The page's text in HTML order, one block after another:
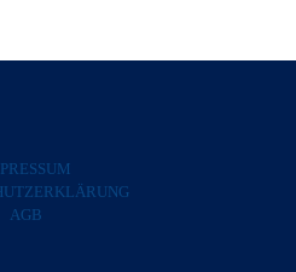
AGB